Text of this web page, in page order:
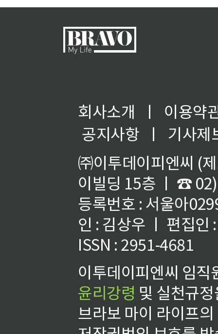
회사소개 ㅣ
이용약
공지사항
ㅣ
기사제
㈜이투데이피엔씨 (
이빌딩 15층 ㅣ ☎
등록번호 : 서울아
인 : 김상우 ㅣ 편집인
ISSN : 2951-4681
이투데이피엔씨 임
윤리강령 및 실천규
브라보 마이 라이프